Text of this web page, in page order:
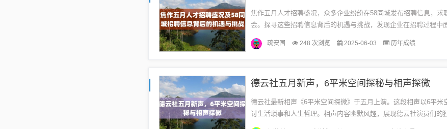
焦作五月人才招聘盛况，众多企业纷纷在58同城发布招聘信息，求
会。探寻这些招聘信息背后的机遇与挑战，发现企业在招聘过程中
烈的挑战，但同时也提供了更多优质职位和广阔的发展空间。求职
疏安国 248 次浏览 2025-06-03 历年成绩
德云社五月新声，6平米空间探秘与相声探微
德云社最新相声《6平米空间探微》于五月上演。这段相声以6平米
讨生活琐事和人生哲理。相声内容幽默风趣，展现德云社演员们的
技艺。观众将在欢笑中感受到生活的美好和人生的真谛。这是德云